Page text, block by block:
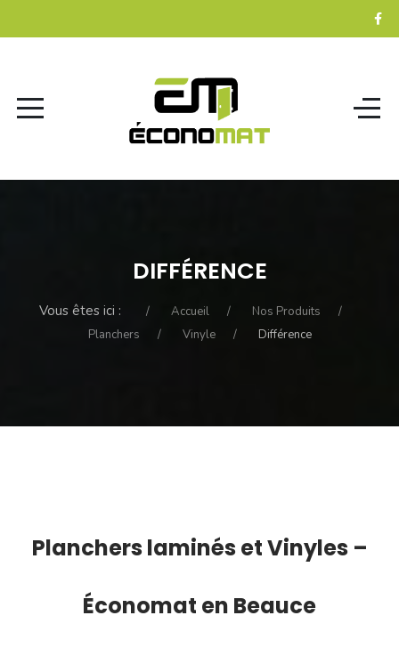
DIFFÉRENCE
Vous êtes ici : Accueil
Nos Produits
Planchers
Vinyle Différence
Planchers laminés et Vinyles –
Économat en Beauce